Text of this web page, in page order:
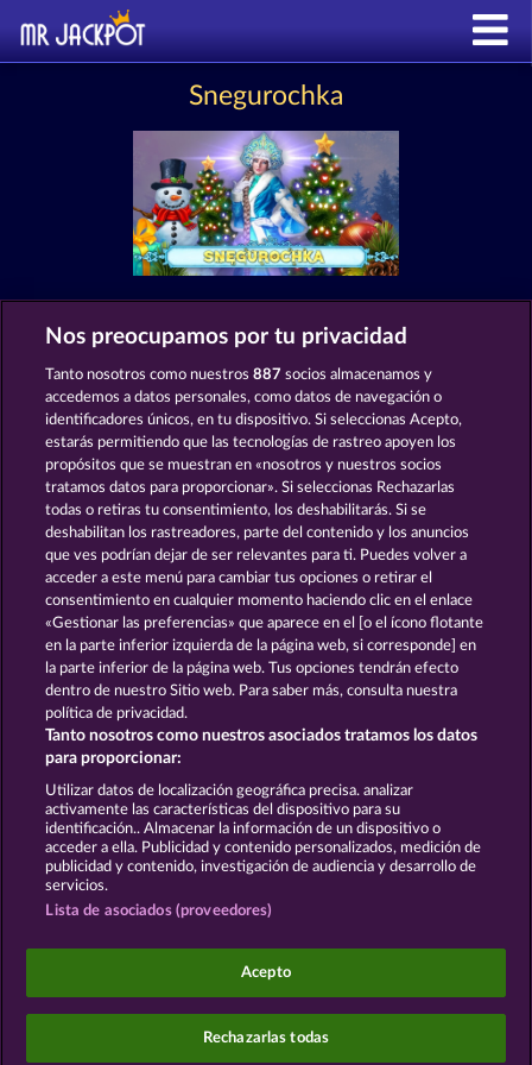
Snegurochka
MÁQUINAS TRAGAPERRAS COMO
SNEGUROCHKA
Beer Party Hallow Reels
Términos y condiciones
Declaración de privacidad y de cookies
Aviso Legal
Enviar solicitud de desistimiento
Los juegos de casino social están pensados
exclusivamente para el ocio y no influyen en la
juego con dinero real.
©2026 Whow Games GmbH
Nos preocupamos por tu privacidad
Tanto nosotros como nuestros887 socios almacenamos y
accedemos a datos personales, como datos de navegación o
identificadores únicos, en tu dispositivo. Si seleccionas Acepto,
estarás permitiendo que las tecnologías de rastreo apoyen los
propósitos que se muestran en «nosotros y nuestros socios
tratamos datos para proporcionar». Si seleccionas Rechazarlas
todas o retiras tu consentimiento, los deshabilitarás. Si se
deshabilitan los rastreadores, parte del contenido y los anuncios
que ves podrían dejar de ser relevantes para ti. Puedes volver a
acceder a este menú para cambiar tus opciones o retirar el
consentimiento en cualquier momento haciendo clic en el enlace
«Gestionar las preferencias» que aparece en el [o el ícono flotante
en la parte inferior izquierda de la página web, si corresponde] en
la parte inferior de la página web. Tus opciones tendrán efecto
dentro de nuestro Sitio web. Para saber más, consulta nuestra
política de privacidad.
Tanto nosotros como nuestros asociados tratamos los datos
para proporcionar:
Utilizar datos de localización geográfica precisa. analizar
activamente las características del dispositivo para su
identificación.. Almacenar la información de un dispositivo o
acceder a ella. Publicidad y contenido personalizados, medición de
publicidad y contenido, investigación de audiencia y desarrollo de
servicios.
Lista de asociados (proveedores)
Acepto
Rechazarlas todas